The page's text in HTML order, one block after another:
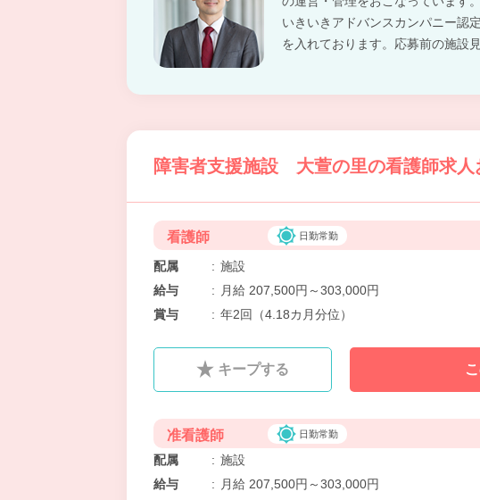
いきいきアドバンスカンパニー認
を入れております。応募前の施設
障害者支援施設 大萱の里の看護師求人
看護師 日勤常勤
配属 : 施設
給与
:
月給 207,500円～303,000円
賞与
: 年2回（4.18カ月分位）
キープする
准看護師 日勤常勤
配属 : 施設
給与
:
月給 207,500円～303,000円